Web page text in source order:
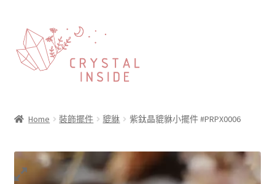
Home 裝飾擺件 貔貅 紫鈦晶貔貅小擺件 #PRPX0006